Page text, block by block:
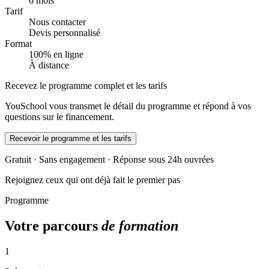
Tarif
Nous contacter
Devis personnalisé
Format
100% en ligne
À distance
Recevez le programme complet et les tarifs
YouSchool vous transmet le détail du programme et répond à vos
questions sur le financement.
Recevoir le programme et les tarifs
Gratuit · Sans engagement · Réponse sous 24h ouvrées
Rejoignez ceux qui ont déjà fait le premier pas
Programme
Votre parcours de formation
1